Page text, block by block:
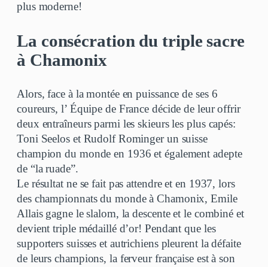
plus moderne!
La consécration du triple sacre
à Chamonix
Alors, face à la montée en puissance de ses 6
coureurs, l’ Équipe de France décide de leur offrir
deux entraîneurs parmi les skieurs les plus capés:
Toni Seelos et Rudolf Rominger un suisse
champion du monde en 1936 et également adepte
de “la ruade”.
Le résultat ne se fait pas attendre et en 1937, lors
des championnats du monde à Chamonix, Emile
Allais gagne le slalom, la descente et le combiné et
devient triple médaillé d’or! Pendant que les
supporters suisses et autrichiens pleurent la défaite
de leurs champions, la ferveur française est à son